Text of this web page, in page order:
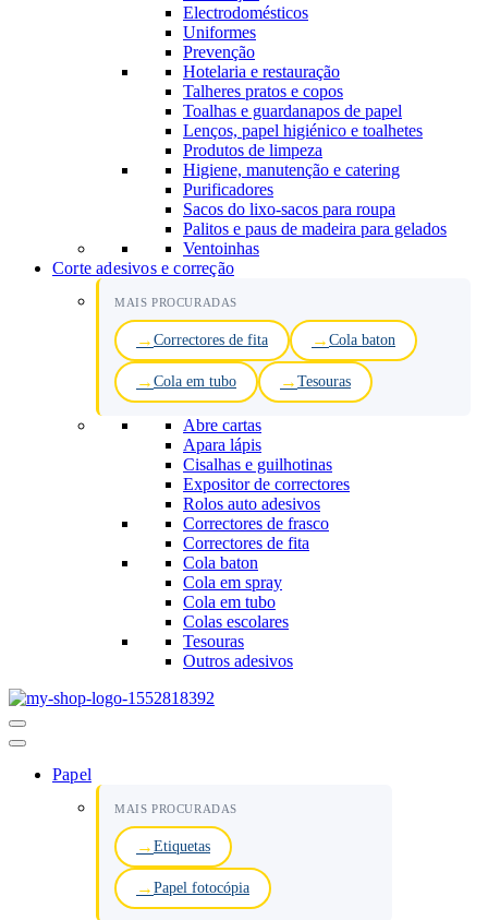
Electrodomésticos
Uniformes
Prevenção
Hotelaria e restauração
Talheres pratos e copos
Toalhas e guardanapos de papel
Lenços, papel higiénico e toalhetes
Produtos de limpeza
Higiene, manutenção e catering
Purificadores
Sacos do lixo-sacos para roupa
Palitos e paus de madeira para gelados
Ventoinhas
Corte adesivos e correção
MAIS PROCURADAS
Correctores de fita Cola baton
Cola em tubo Tesouras
Abre cartas
Apara lápis
Cisalhas e guilhotinas
Expositor de correctores
Rolos auto adesivos
Correctores de frasco
Correctores de fita
Cola baton
Cola em spray
Cola em tubo
Colas escolares
Tesouras
Outros adesivos
Menu
de
Papel
MAIS PROCURADAS
Etiquetas
Papel fotocópia